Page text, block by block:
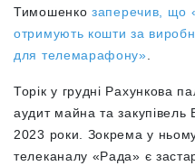
Тимошенко заперечив, що
отримують кошти за
для телемарафону»
Торік у грудні Рахункова
аудит майна та
2023 роки. Зокрема у
телеканалу «Рада» є